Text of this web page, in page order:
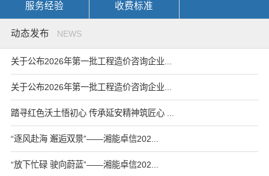
服务经验 收费标准
动态发布 NEWS
关于公布2026年第一批工程造价咨询企业...
关于公布2026年第一批工程造价咨询企业...
踏寻红色沃土悟初心 传承延安精神筑匠心 ...
“逐风赴海 邂逅双景”——湘能卓信202...
“放下忙碌 驶向蔚蓝”——湘能卓信202...